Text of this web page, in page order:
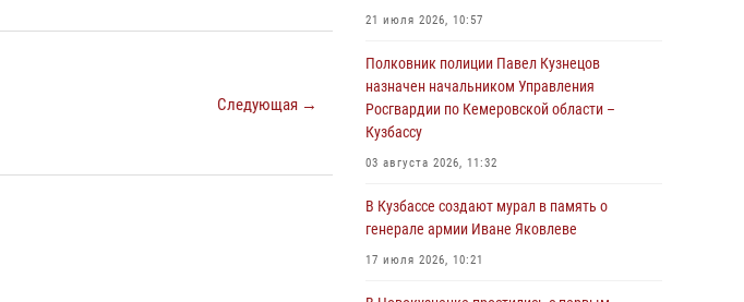
Следующая →
Росгвардейцы задержали предполагаемого
виновника причинения ножевого ранения
кемеровчанину
06 августа 2026, 09:18
Росгвардейцы задержали мужчину,
повредившего имущество горожанки
06 августа 2026, 08:17
21 июля 2026, 10:57
Полковник полиции Павел Кузнецов
назначен начальником Управления
Росгвардии по Кемеровской области –
Кузбассу
03 августа 2026, 11:32
В Кузбассе создают мурал в память о
генерале армии Иване Яковлеве
17 июля 2026, 10:21